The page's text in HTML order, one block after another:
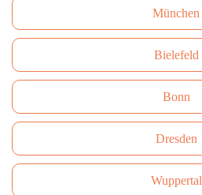
München
Bielefeld
Bonn
Dresden
Wuppertal